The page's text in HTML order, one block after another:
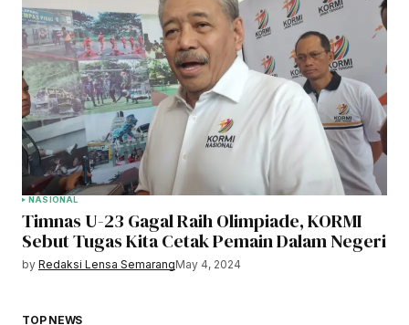
NASIONAL
Timnas U-23 Gagal Raih Olimpiade, KORMI
Sebut Tugas Kita Cetak Pemain Dalam Negeri
by Redaksi Lensa SemarangMay 4, 2024
TOP NEWS